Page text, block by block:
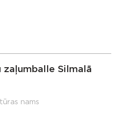
zaļumballe Silmalā
nams